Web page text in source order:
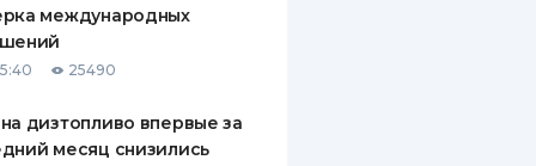
ПО
КОМПАНИИ
международных
25490
дизтопливо впервые за
месяц снизились